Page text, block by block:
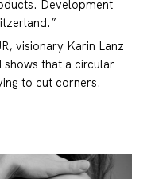
Development
visionary Karin Lanz
shows that a circular
to cut corners.